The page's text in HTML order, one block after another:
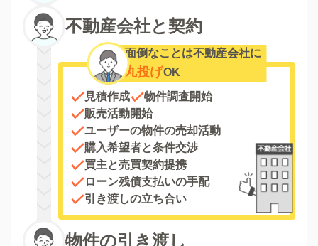
不動産会社と契約
面倒なことは不動産会社に
丸投げOK
見積作成
物件調査開始
販売活動開始
ユーザーの物件の売却活動
購入希望者と条件交渉
買主と売買契約提携
ローン残債支払いの手配
引き渡しの立ち合い
物件の引き渡し